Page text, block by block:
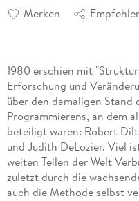
Merken
1980 erschien mit
Erforschung und
über den damaligen Stand
Programmierens, an dem
beteiligt waren: Robert
und Judith DeLozier. Viel
weiten Teilen der Welt
zuletzt durch die
auch die Methode selbst